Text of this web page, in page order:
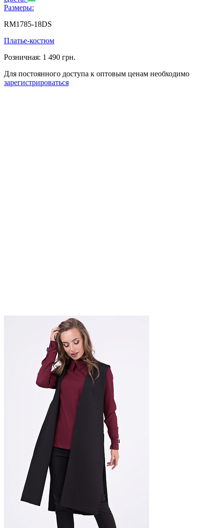
Размеры:
RM1785-18DS
Платье-костюм
Розничная: 1 490 грн.
Для постоянного доступа к оптовым ценам необходимо
зарегистрироваться